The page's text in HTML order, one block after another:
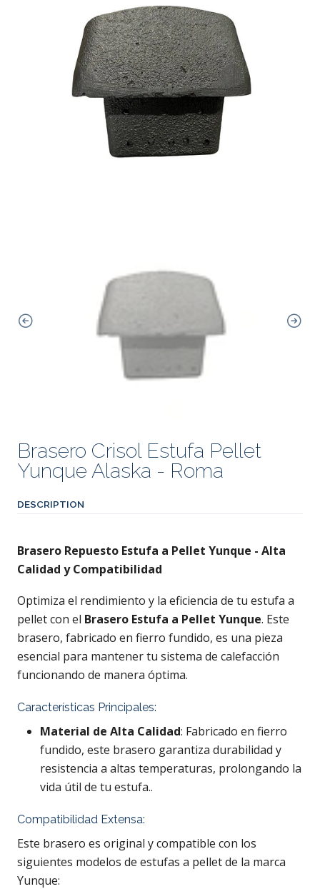
Brasero Crisol Estufa Pellet
Yunque Alaska - Roma
DESCRIPTION
Brasero Repuesto Estufa a Pellet Yunque - Alta
Calidad y Compatibilidad
Optimiza el rendimiento y la eficiencia de tu estufa a
pellet con el Brasero Estufa a Pellet Yunque. Este
brasero, fabricado en fierro fundido, es una pieza
esencial para mantener tu sistema de calefacción
funcionando de manera óptima.
Características Principales:
Material de Alta Calidad: Fabricado en fierro
fundido, este brasero garantiza durabilidad y
resistencia a altas temperaturas, prolongando la
vida útil de tu estufa..
Compatibilidad Extensa:
Este brasero es original y compatible con los
siguientes modelos de estufas a pellet de la marca
Yunque: